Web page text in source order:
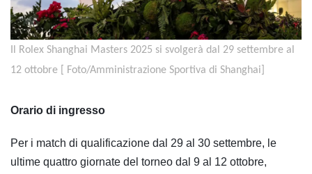
Il Rolex Shanghai Masters 2025 si svolgerà dal 29 settembre al
12 ottobre [
Foto/Amministrazione Sportiva di Shanghai]
Orario di ingresso
Per i match di qualificazione dal 29 al 30 settembre, le
ultime quattro giornate del torneo dal 9 al 12 ottobre,